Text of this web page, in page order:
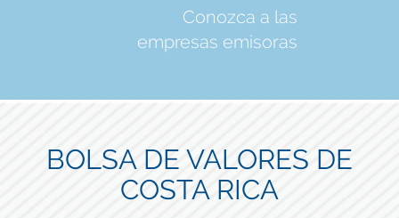
Conozca a las
empresas emisoras
BOLSA DE VALORES DE
COSTA RICA